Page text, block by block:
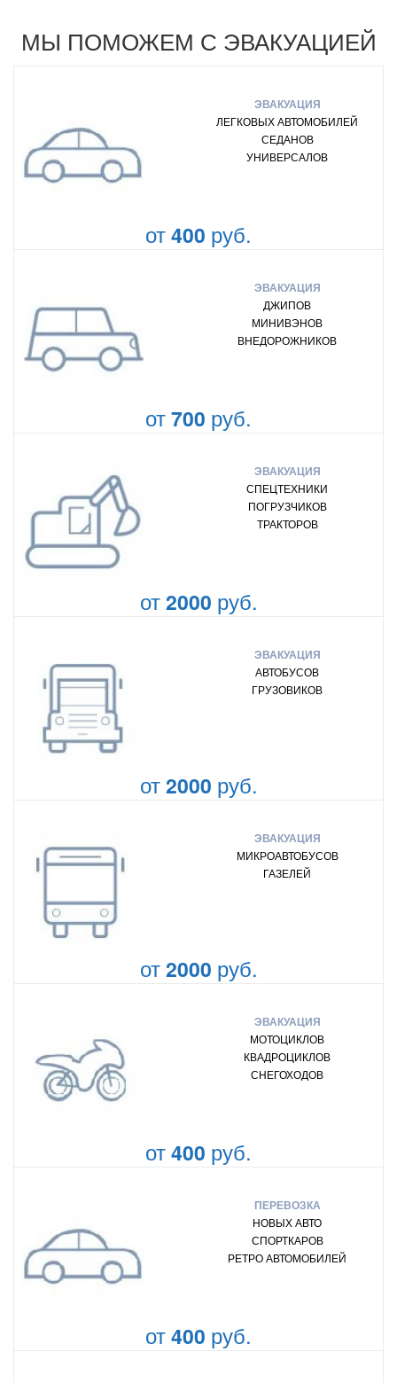
МЫ ПОМОЖЕМ С ЭВАКУАЦИЕЙ
ЭВАКУАЦИЯ
ЛЕГКОВЫХ АВТОМОБИЛЕЙ
СЕДАНОВ
УНИВЕРСАЛОВ
от400 руб.
ЭВАКУАЦИЯ
ДЖИПОВ
МИНИВЭНОВ
ВНЕДОРОЖНИКОВ
от700 руб.
ЭВАКУАЦИЯ
СПЕЦТЕХНИКИ
ПОГРУЗЧИКОВ
ТРАКТОРОВ
от2000 руб.
ЭВАКУАЦИЯ
АВТОБУСОВ
ГРУЗОВИКОВ
от2000 руб.
ЭВАКУАЦИЯ
МИКРОАВТОБУСОВ
ГАЗЕЛЕЙ
от2000 руб.
ЭВАКУАЦИЯ
МОТОЦИКЛОВ
КВАДРОЦИКЛОВ
СНЕГОХОДОВ
от400 руб.
ПЕРЕВОЗКА
НОВЫХ АВТО
СПОРТКАРОВ
РЕТРО АВТОМОБИЛЕЙ
от400 руб.